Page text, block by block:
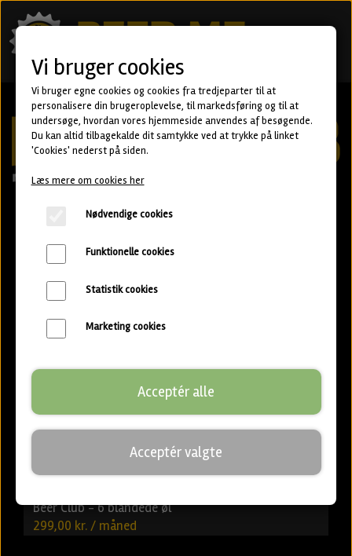
Bliv en del af fællesskabet
Spar20%på din første kasse med rabatkoden:
Beer Club - 6 blandede øl
299,00 kr. / måned
Vi bruger cookies
Vi bruger egne cookies og cookies fra tredjeparter til at
personalisere din brugeroplevelse, til markedsføring og til at
undersøge, hvordan vores hjemmeside anvendes af besøgende.
Du kan altid tilbagekalde dit samtykke ved at trykke på linket
'Cookies' nederst på siden.
Læs mere om cookies her
Nødvendige cookies
Funktionelle cookies
Statistik cookies
Marketing cookies
Acceptér alle
Acceptér valgte